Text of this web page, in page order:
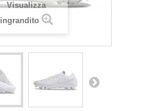
Visualizza
ingrandito